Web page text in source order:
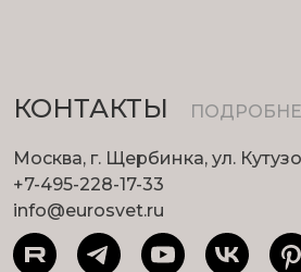
КОНТАКТЫ
Москва, г. Щербинка, ул.
+7-495-228-17-33
info@eurosvet.ru